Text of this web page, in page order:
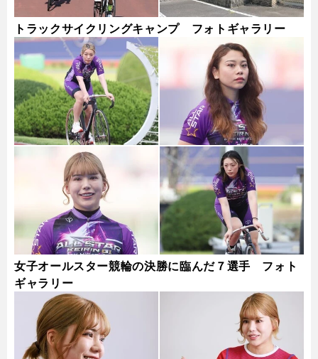
トラックサイクリングキャンプ フォトギャラリー
女子オールスター競輪の決勝に臨んだ７選手 フォト
ギャラリー